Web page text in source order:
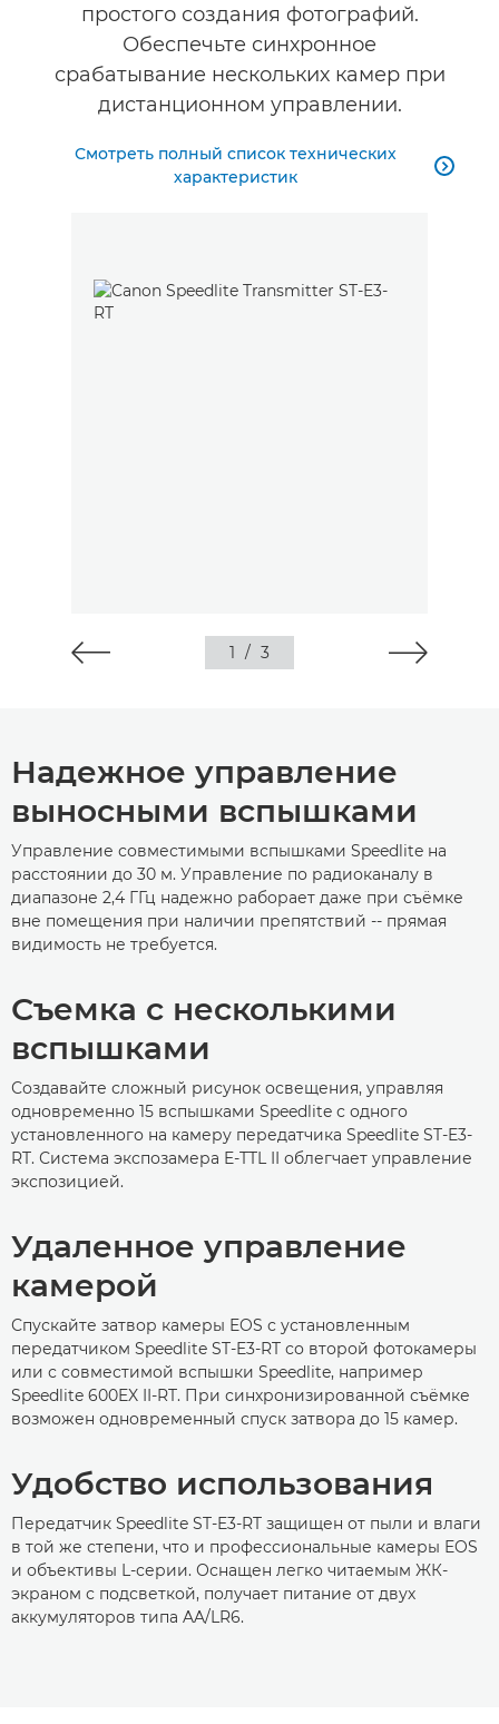
простого создания фотографий.
Обеспечьте синхронное
срабатывание нескольких камер при
дистанционном управлении.
Смотреть полный список технических
характеристик

1 / 3
Надежное управление
выносными вспышками
Управление совместимыми вспышками Speedlite на
расстоянии до 30 м. Управление по радиоканалу в
диапазоне 2,4 ГГц надежно раборает даже при съёмке
вне помещения при наличии препятствий -- прямая
видимость не требуется.
Съемка с несколькими
вспышками
Создавайте сложный рисунок освещения, управляя
одновременно 15 вспышками Speedlite с одного
установленного на камеру передатчика Speedlite ST-E3-
RT. Система экспозамера E-TTL II облегчает управление
экспозицией.
Удаленное управление
камерой
Спускайте затвор камеры EOS с установленным
передатчиком Speedlite ST-E3-RT со второй фотокамеры
или с совместимой вспышки Speedlite, например
Speedlite 600EX II-RT. При синхронизированной съёмке
возможен одновременный спуск затвора до 15 камер.
Удобство использования
Передатчик Speedlite ST-E3-RT защищен от пыли и влаги
в той же степени, что и профессиональные камеры EOS
и объективы L-серии. Оснащен легко читаемым ЖК-
экраном с подсветкой, получает питание от двух
аккумуляторов типа AA/LR6.